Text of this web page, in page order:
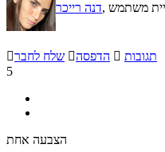
דנה רייכר משתמש
שלח לחבר הדפסה  תגובות
5
הצבעה אחת